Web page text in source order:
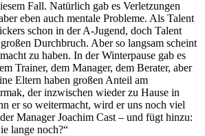
Fall. Natürlich gab es Verletzungen
eben auch mentale Probleme. Als Talent
schon in der A-Jugend, doch Talent
Durchbruch. Aber so langsam scheint
zu haben. In der Winterpause gab es
Trainer, dem Manager, dem Berater, aber
Eltern haben großen Anteil am
der inzwischen wieder zu Hause in
er so weitermacht, wird er uns noch viel
Manager Joachim Cast – und fügt hinzu:
lange noch?“